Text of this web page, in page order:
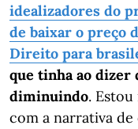
idealizadores do
de baixar o preço
Direito para
que tinha ao dizer
diminuindo.
com a narrativa